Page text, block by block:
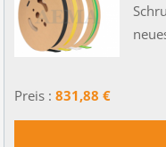
Preis : 831,88 €